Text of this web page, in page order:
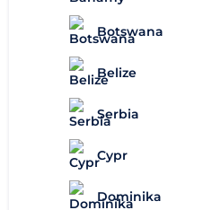
Botswana
Belize
Serbia
Cypr
Dominika